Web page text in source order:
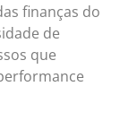
finanças do
de
que